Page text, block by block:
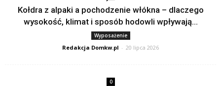
Kołdra z alpaki a pochodzenie włókna – dlaczego
wysokość, klimat i sposób hodowli wpływają...
Wyposażenie
Redakcja Domkw.pl - 20 lipca 2026
0